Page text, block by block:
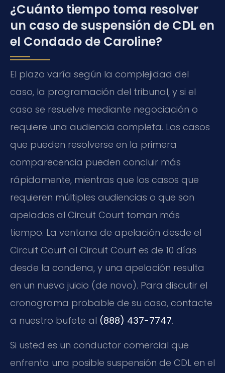
¿Cuánto tiempo toma resolver
un caso de suspensión de CDL en
el Condado de Caroline?
El plazo varía según la complejidad del
caso, la programación del tribunal, y si el
caso se resuelve mediante negociación o
requiere una audiencia completa. Los casos
que pueden resolverse en la primera
comparecencia pueden concluir más
rápidamente, mientras que los casos que
requieren múltiples audiencias o que son
apelados al Circuit Court toman más
tiempo. La ventana de apelación desde el
Circuit Court al Circuit Court es de 10 días
desde la condena, y una apelación resulta
en un nuevo juicio (de novo). Para discutir el
cronograma probable de su caso, contacte
a nuestro bufete al (888) 437-7747.
Si usted es un conductor comercial que
enfrenta una posible suspensión de CDL en el